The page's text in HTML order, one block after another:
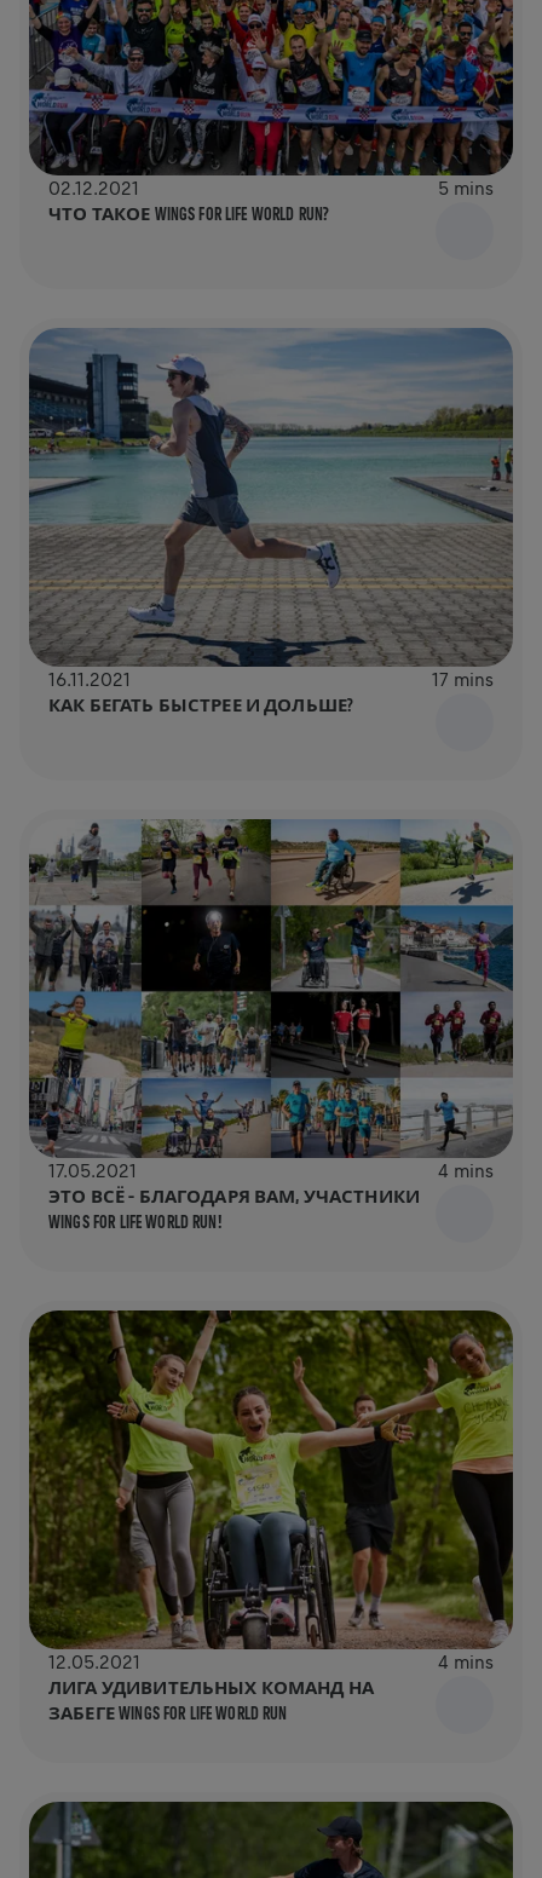
02.12.2021 5 mins
ЧТО ТАКОЕ WINGS FOR LIFE WORLD RUN?
16.11.2021 17 mins
КАК БЕГАТЬ БЫСТРЕЕ И ДОЛЬШЕ?
17.05.2021 4 mins
ЭТО ВСЁ – БЛАГОДАРЯ ВАМ, УЧАСТНИКИ
WINGS FOR LIFE WORLD RUN!
12.05.2021 4 mins
ЛИГА УДИВИТЕЛЬНЫХ КОМАНД НА
ЗАБЕГЕ WINGS FOR LIFE WORLD RUN